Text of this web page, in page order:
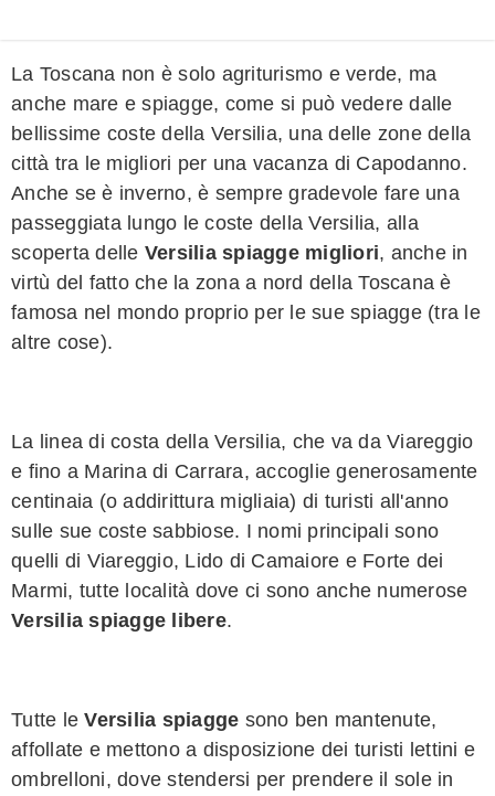
La Toscana non è solo agriturismo e verde, ma
anche mare e spiagge, come si può vedere dalle
bellissime coste della Versilia, una delle zone della
città tra le migliori per una vacanza di Capodanno.
Anche se è inverno, è sempre gradevole fare una
passeggiata lungo le coste della Versilia, alla
scoperta delle Versilia spiagge migliori, anche in
virtù del fatto che la zona a nord della Toscana è
famosa nel mondo proprio per le sue spiagge (tra le
altre cose).
La linea di costa della Versilia, che va da Viareggio
e fino a Marina di Carrara, accoglie generosamente
centinaia (o addirittura migliaia) di turisti all'anno
sulle sue coste sabbiose. I nomi principali sono
quelli di Viareggio, Lido di Camaiore e Forte dei
Marmi, tutte località dove ci sono anche numerose
Versilia spiagge libere.
Tutte leVersilia spiagge sono ben mantenute,
affollate e mettono a disposizione dei turisti lettini e
ombrelloni, dove stendersi per prendere il sole in